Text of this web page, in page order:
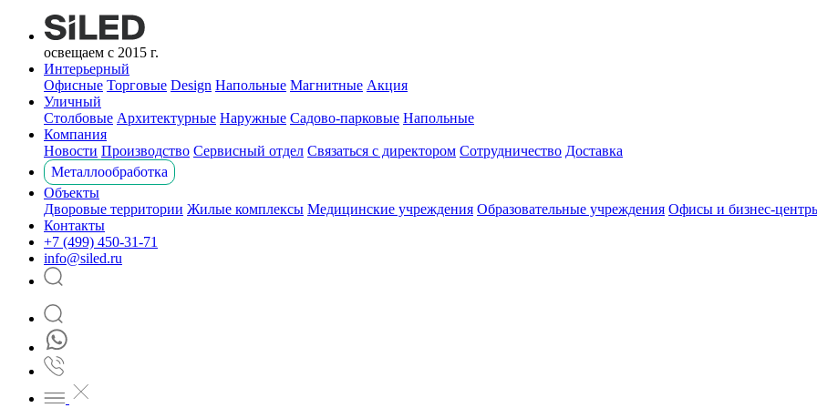
освещаем с 2015 г.
Интерьерный
Офисные Торговые Design Напольные Магнитные Акция
Уличный
Столбовые Архитектурные Наружные Садово-парковые Напольные
Компания
Новости Производство Сервисный отдел Связаться с директором Сотрудничество Доставка
Металлообработка
Объекты
Дворовые территории Жилые комплексы Медицинские учреждения Образовательные учреждения Офисы и бизнес-
Контакты
+7 (499) 450-31-71
info@siled.ru